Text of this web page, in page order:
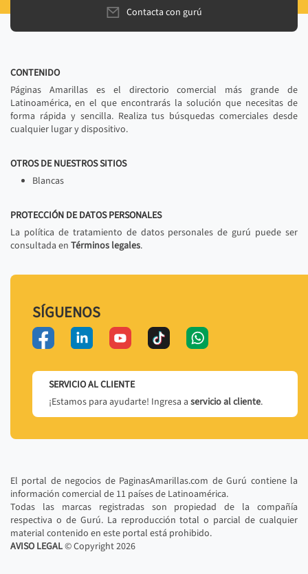
Contacta con gurú
CONTENIDO
Páginas Amarillas es el directorio comercial más grande de
Latinoamérica, en el que encontrarás la solución que necesitas de
forma rápida y sencilla. Realiza tus búsquedas comerciales desde
cualquier lugar y dispositivo.
OTROS DE NUESTROS SITIOS
Blancas
PROTECCIÓN DE DATOS PERSONALES
La política de tratamiento de datos personales de gurú puede ser
consultada en Términos legales.
SÍGUENOS
SERVICIO AL CLIENTE
¡Estamos para ayudarte! Ingresa a servicio al cliente.
El portal de negocios de PaginasAmarillas.com de Gurú contiene la
información comercial de 11 países de Latinoamérica.
Todas las marcas registradas son propiedad de la compañía
respectiva o de Gurú. La reproducción total o parcial de cualquier
material contenido en este portal está prohibido.
AVISO LEGAL© Copyright2026